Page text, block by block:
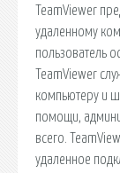
TeamViewer
удаленному
пользователь
TeamViewer
компьютеру и
помощи,
всего.
удаленное